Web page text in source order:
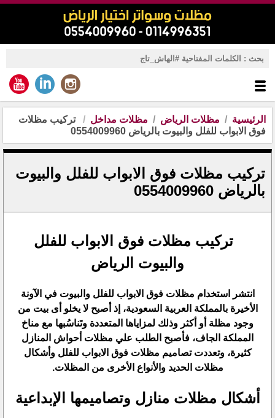
الرئيسية مظلات الرياض مظلات مداخل
تركيب مظلات
فوق الابواب للفلل والبيوت بالرياض 0554009960
تركيب مظلات فوق الابواب للفلل والبيوت
بالرياض 0554009960
تركيب مظلات فوق الابواب للفلل
والبيوت الرياض
انتشر استخدام مظلات فوق الابواب للفلل والبيوت في الآونة
الأخيرة بالمملكة العربية السعودية، إذ أصبح لا يخلو أى بيت من
وجود مظلة أو أكثر وذلك لمزاياها المتعددة وتَناسُبها مع مناخ
المملكة الجاف، فأصبح الطلب علي مظلات أحواش المنازل
كثيرة، وتعددت تصاميم مظلات فوق الابواب للفلل وأشكال
مظلات الحديد والأنواع الأخرى من المظلات.
أشكال مظلات منازل وتصاميمها الإبداعية